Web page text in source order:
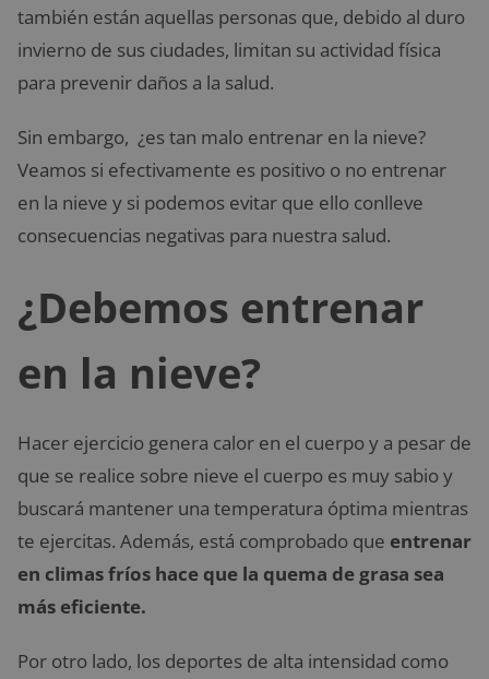
también están aquellas personas que, debido al duro
invierno de sus ciudades, limitan su actividad física
para prevenir daños a la salud.
Sin embargo, ¿es tan malo entrenar en la nieve?
Veamos si efectivamente es positivo o no entrenar
en la nieve y si podemos evitar que ello conlleve
consecuencias negativas para nuestra salud.
¿Debemos entrenar
en la nieve?
Hacer ejercicio genera calor en el cuerpo y a pesar de
que se realice sobre nieve el cuerpo es muy sabio y
buscará mantener una temperatura óptima mientras
te ejercitas. Además, está comprobado que entrenar
en climas fríos hace que la quema de grasa sea
más eficiente.
Por otro lado, los deportes de alta intensidad como